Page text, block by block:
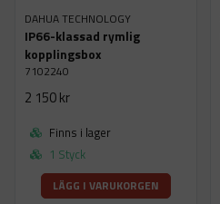
DAHUA TECHNOLOGY
IP66-klassad rymlig
kopplingsbox
7102240
2 150 kr
Finns i lager
1 Styck
LÄGG I VARUKORGEN